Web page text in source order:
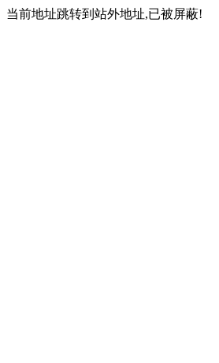
当前地址跳转到站外地址,已被屏蔽!